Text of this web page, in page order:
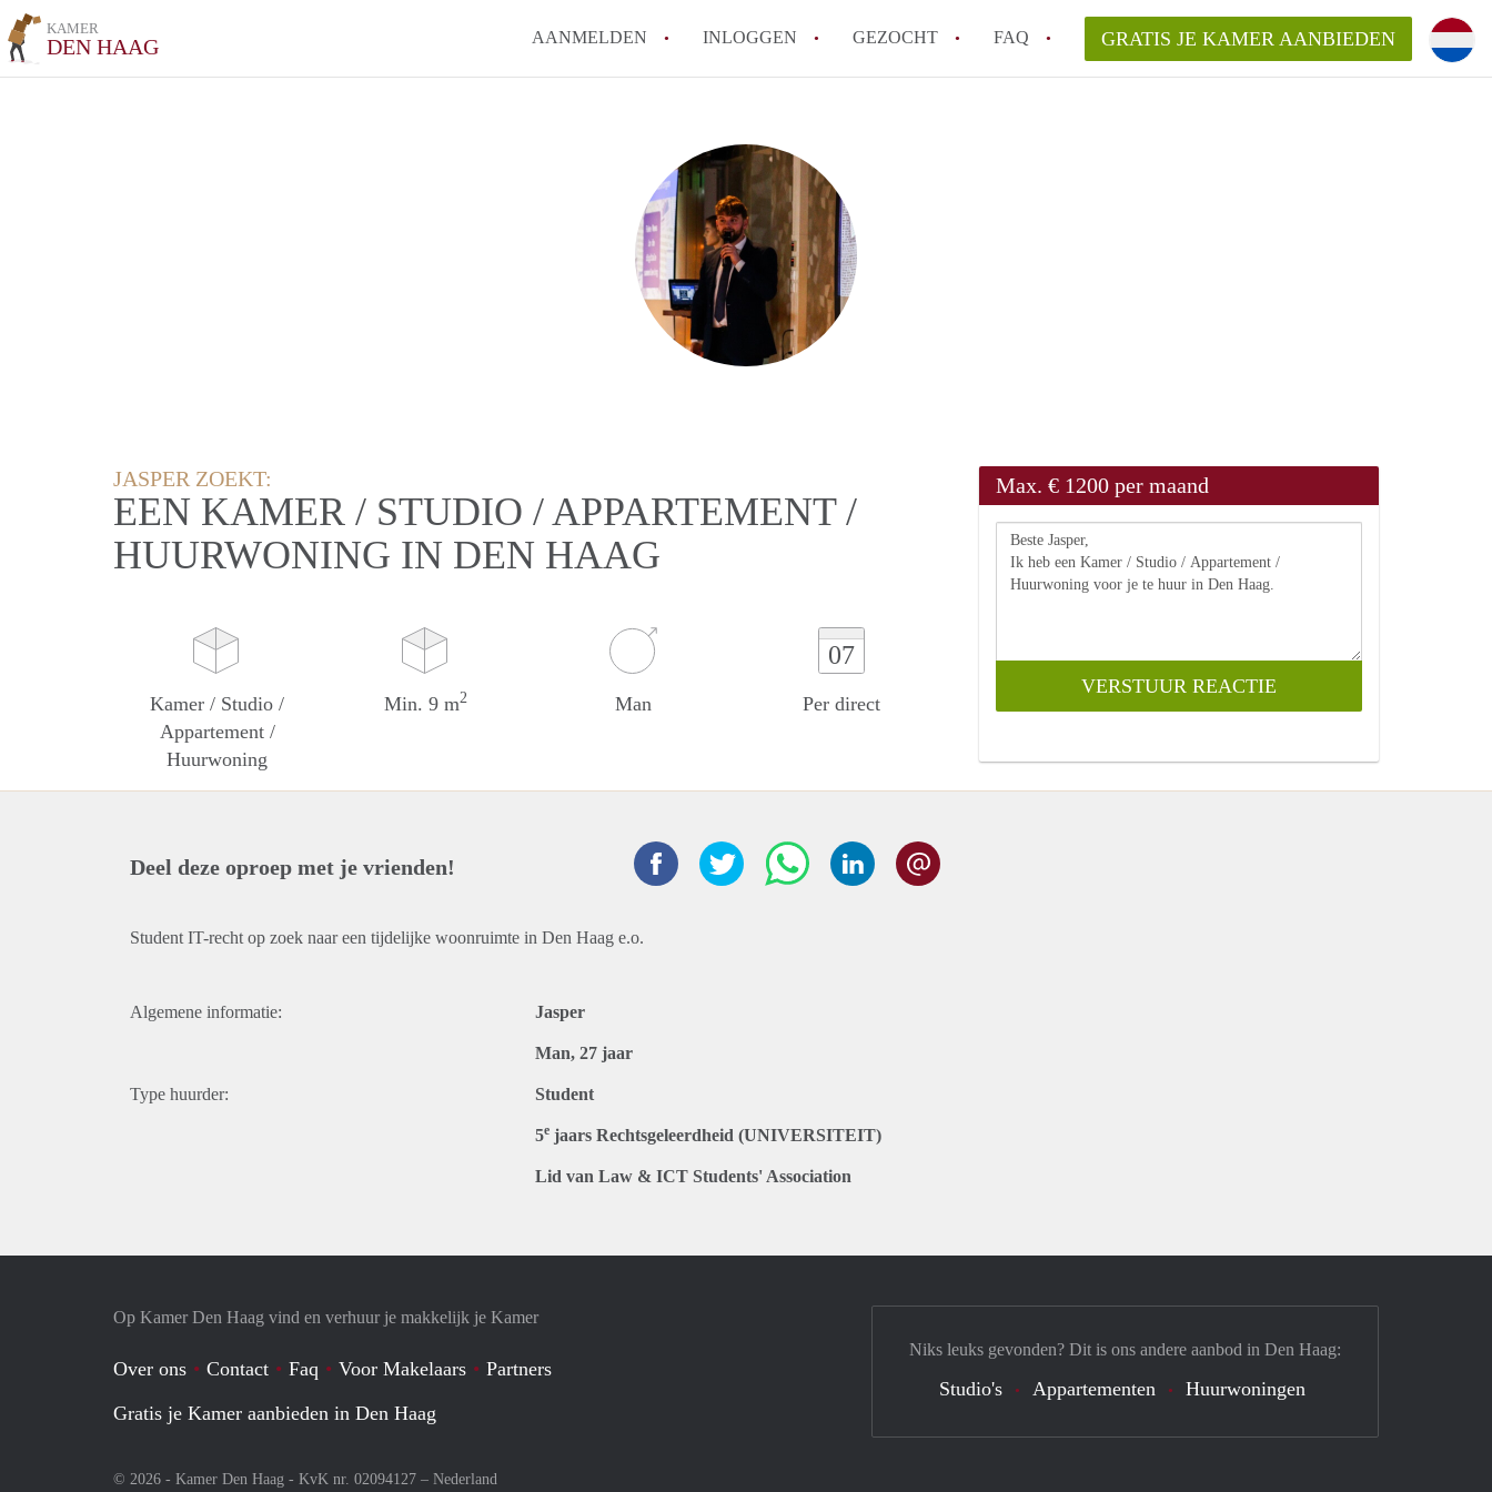
KAMER
DEN HAAG AANMELDEN INLOGGEN GEZOCHT FAQ
Hoeveel kost het om te reageren op een Kamer in Den Haag?
Wat is de privacyverklaring van KamerDenHaag?
Berekent KamerDenHaag makelaarsvergoeding/bemiddelingsvergoeding?
Alle veelgestelde vragen
GRATIS JE KAMER AANBIEDEN
JASPER ZOEKT:
EEN KAMER / STUDIO / APPARTEMENT /
HUURWONING IN DEN HAAG
Kamer / Studio /
Appartement /
Huurwoning
Min. 9 m2 Man
07
Per direct
Max. € 1200 per maand
Deel deze oproep met je vrienden!
Student IT-recht op zoek naar een tijdelijke woonruimte in Den Haag e.o.
Algemene informatie: Jasper
Man, 27 jaar
Type huurder: Student
5e jaars Rechtsgeleerdheid (UNIVERSITEIT)
Lid van Law & ICT Students' Association
Op Kamer Den Haag vind en verhuur je makkelijk je Kamer
Over ons Contact Faq Voor Makelaars
Partners
Gratis je Kamer aanbieden in Den Haag
© 2026 - Kamer Den Haag - KvK nr. 02094127 – Nederland
Niks leuks gevonden? Dit is ons andere aanbod in Den Haag:
Studio's Appartementen Huurwoningen